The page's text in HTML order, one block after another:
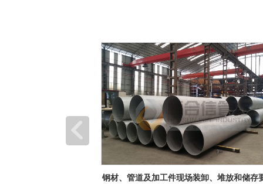
钢材、管道及加工件现场装卸、堆放和储存